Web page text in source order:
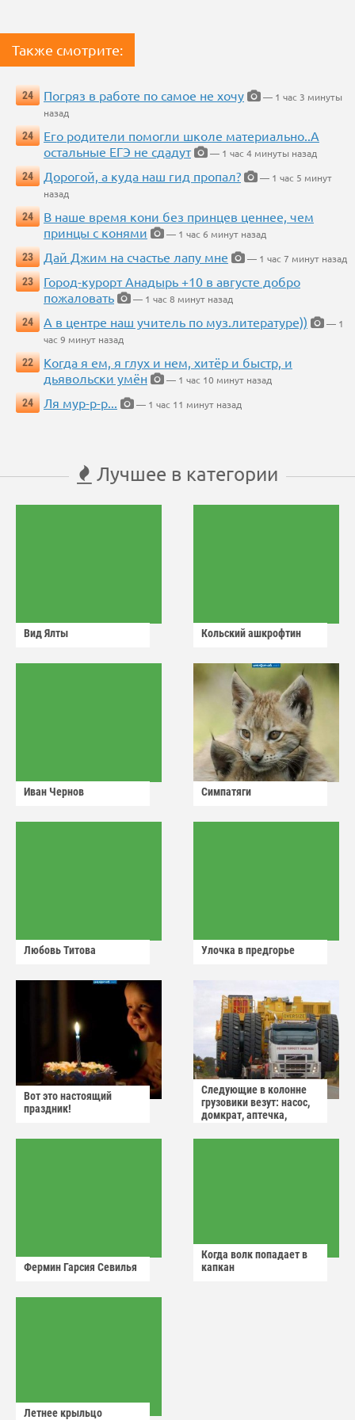
Также смотрите:
24 Погряз в работе по самое не хочу
— 1 час 3 минуты
назад
24
Его родители помогли школе материально..А
остальные ЕГЭ не сдадут
— 1 час 4 минуты назад
24
Дорогой, а куда наш гид пропал?
— 1 час 5 минут
назад
24
В наше время кони без принцев ценнее, чем
принцы с конями
— 1 час 6 минут назад
23
Дай Джим на счастье лапу мне
— 1 час 7 минут назад
23
Город-курорт Анадырь +10 в августе добро
пожаловать
— 1 час 8 минут назад
24
А в центре наш учитель по муз.литературе))
— 1
час 9 минут назад
22
Когда я ем, я глух и нем, хитёр и быстр, и
дьявольски умён
— 1 час 10 минут назад
24
Ля мур-р-р... — 1 час 11 минут назад
Лучшее в категории
Вид Ялты Кольский ашкрофтин
Иван Чернов Симпатяги
Любовь Титова Улочка в предгорье
Вот это настоящий
праздник!
Следующие в колонне
грузовики везут: насос,
домкрат, аптечка,
Фермин Гарсия Севилья
Когда волк попадает в
капкан
Летнее крыльцо